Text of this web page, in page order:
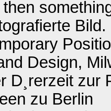
Design,
D¸rerzeit zur
zu Berlin